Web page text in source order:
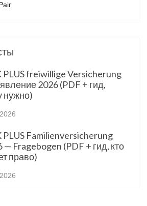
PLUS freiwillige Versicherung
2026 (PDF + гид,
нужно)
PLUS Familienversicherung
— Fragebogen (PDF + гид, кто
право)